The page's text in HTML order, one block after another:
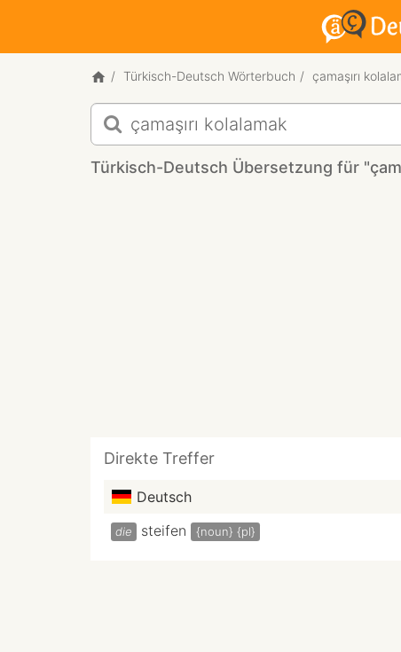
Türkisch-Deutsch Wörterbuch çamaşırı
Türkisch-
Deutsch
Übersetzung
für
Türkisch-Deutsch Übersetzung für
Direkte Treffer
Deutsch
die steifen {noun} {pl}